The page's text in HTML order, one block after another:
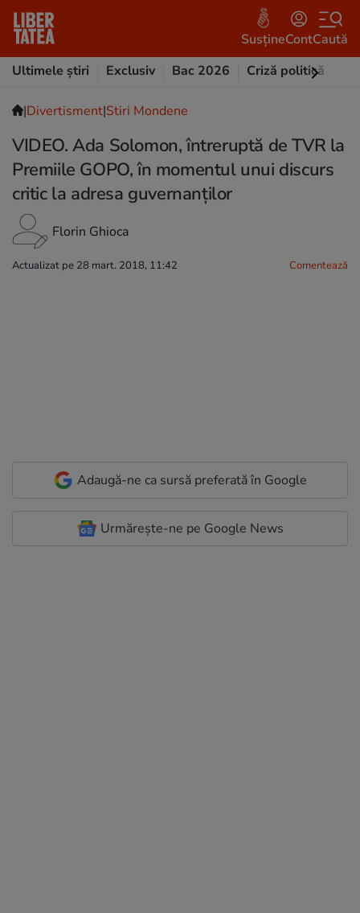
SusțineContCaută
Ultimele știri
Exclusiv Bac 2026 Criză politică
|Divertisment|Stiri Mondene
VIDEO. Ada Solomon, întreruptă de TVR la
Premiile GOPO, în momentul unui discurs
critic la adresa guvernanților
Florin Ghioca
Actualizat pe 28 mart. 2018, 11:42 Comentează
Adaugă-ne ca sursă preferată în Google
Urmărește-ne pe Google News